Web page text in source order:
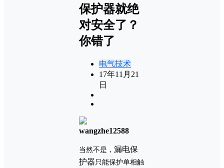
保护器就绝
对安全了？
你错了
电气技术
17年11月21
日
wangzhe12588
当然不是， 漏电保
护器 只能保护单相触